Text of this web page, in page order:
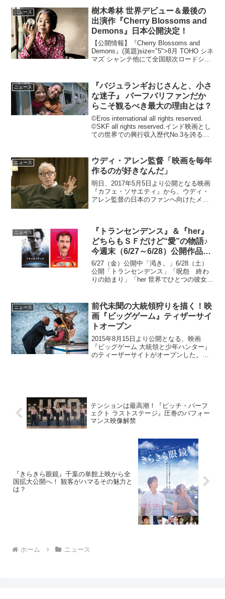
リー・ホーキンス）(ドラマ部門)、助演男
優賞（リチャード...
ニュース
樹木希林 世界デビュー＆最後の
出演作『Cherry Blossoms and
Demons』日本公開決定！
【公開情報】『Cherry Blossoms and
Demons』(英題)size="5">8月 TOHO シネ
マズ シャンテ他にて全国順次ロードショ
ト...
ニュース
『バジュランギおじさんと、小さ
な迷子』 バーフバリファンだか
らこそ観るべき最大の理由とは？
©Eros international all rights reserved.
©SKF all rights reserved.インド映画とし
ての世界での興行収入歴代No.3を誇る注
ニュース
ウディ・アレン監督「映画を毎年
作るのが好きなんだ」
明日、2017年5月5日より公開となる映画
『カフェ・ソサエティ』から、ウディ・
アレン監督の日本のファンへ向けたメッ
ときめく人生を送り...
ニュース
『トランセンデンス』＆『her』
どちらもＳＦだけど“愛”の物語♪
今週末（6/27～6/28）公開作品を
ご紹介！
6/27（金）公開中「渇き。」6/28（土）
公開「トランセンデンス」「呪怨 終わ
りの始まり」「her 世界でひとつの彼女」
ルド・ボーイ」「攻殻機動隊ARISE bor...
ニュース
前代未聞の大統領狩りを描く！映
画『ビッグゲーム』ティザーサイ
トオープン
2015年8月15日より公開となる、映画
『ビッグゲーム 大統領と少年ハンター』
のティーザーサイトがオープンした。
テンションは最高潮！『ピッチ・パーフ
ェクト ラストステージ』圧巻のパフォー
マンス映像解禁
『きらきら眼鏡』千葉の単館上映から全
国拡大公開へ！ 観客がハマるその魅力と
は？
ホーム ニュース